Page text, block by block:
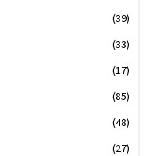
(39)
(33)
(17)
(85)
(48)
(27)